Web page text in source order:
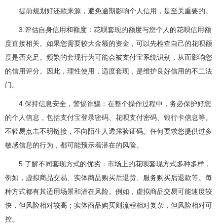
提前规划好还款来源，避免逾期影响个人信用，是至关重要的。
3.评估自身信用和额度：花呗套现的额度与您个人的花呗信用额
度直接相关。如果您需要较大金额的资金，可以先检查自己的花呗额
度是否充足。频繁的套现行为可能会被支付宝系统识别，从而影响您
的信用评分。因此，理性使用，适度套现，是维护良好信用的不二法
门。
4.保持信息安全，警惕诈骗：在整个操作过程中，务必保护好您
的个人信息，包括支付宝登录密码、花呗支付密码、银行卡信息等。
不轻易点击不明链接，不向陌生人透露验证码。任何要求您提供过多
敏感信息的行为，都可能预示着潜在的风险。
5.了解不同套现方式的优劣：市场上的花呗套现方式多种多样，
例如，虚拟商品交易、实体商品购买后退货、服务购买后退款等。每
种方式都有其适用场景和潜在风险。例如，虚拟商品交易可能速度较
快，但风险相对较高；实体商品购买则流程相对复杂，但风险相对可
控。